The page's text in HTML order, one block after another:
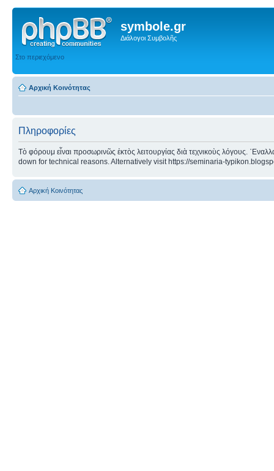
symbole.gr
Διάλογοι Συμβολῆς
Στο περιεχόμενο
Αρχική Κοινότητας
Πληροφορίες
Τὸ φόρουμ εἶναι προσωρινῶς ἐκτὸς λειτουργίας διὰ τεχνικοὺς λόγους.
down for technical reasons. Alternatively visit https://seminaria-
Αρχική Κοινότητας